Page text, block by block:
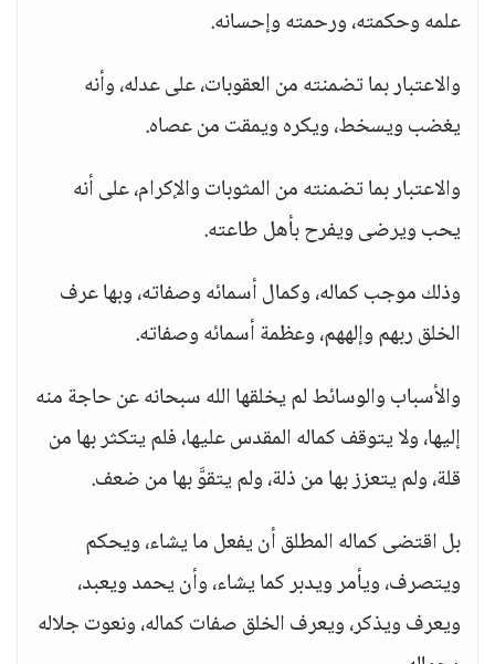
علمه وحكمته، ورحمته وإحسانه.
والاعتبار بما تضمنته من العقوبات، على عدله، وأنه
يغضب ويسخط، ويكره ويمقت من عصاه.
والاعتبار بما تضمنته من المثوبات والإكرام، على أنه
يحب ويرضى ويفرح بأهل طاعته.
وذلك موجب كماله، وكمال أسمائه وصفاته، وبها عرف
الخلق ربهم وإلههم، وعظمة أسمائه وصفاته.
والأسباب والوسائط لم يخلقها الله سبحانه عن حاجة منه
إليها، ولا يتوقف كماله المقدس عليها، فلم يتكثر بها من
قلة، ولم يتعزز بها من ذلة، ولم يتقوَّ بها من ضعف.
بل اقتضى كماله المطلق أن يفعل ما يشاء، ويحكم
ويتصرف، ويأمر ويدبر كما يشاء، وأن يحمد ويعبد،
ويعرف ويذكر، ويعرف الخلق صفات كماله، ونعوت جلاله